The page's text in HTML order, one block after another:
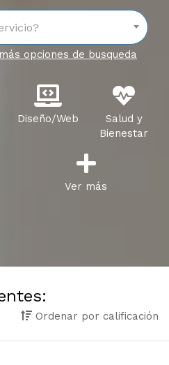
opciones de busqueda
Diseño/Web
Salud y
Bienestar
Ver más
Ordenar por calificación